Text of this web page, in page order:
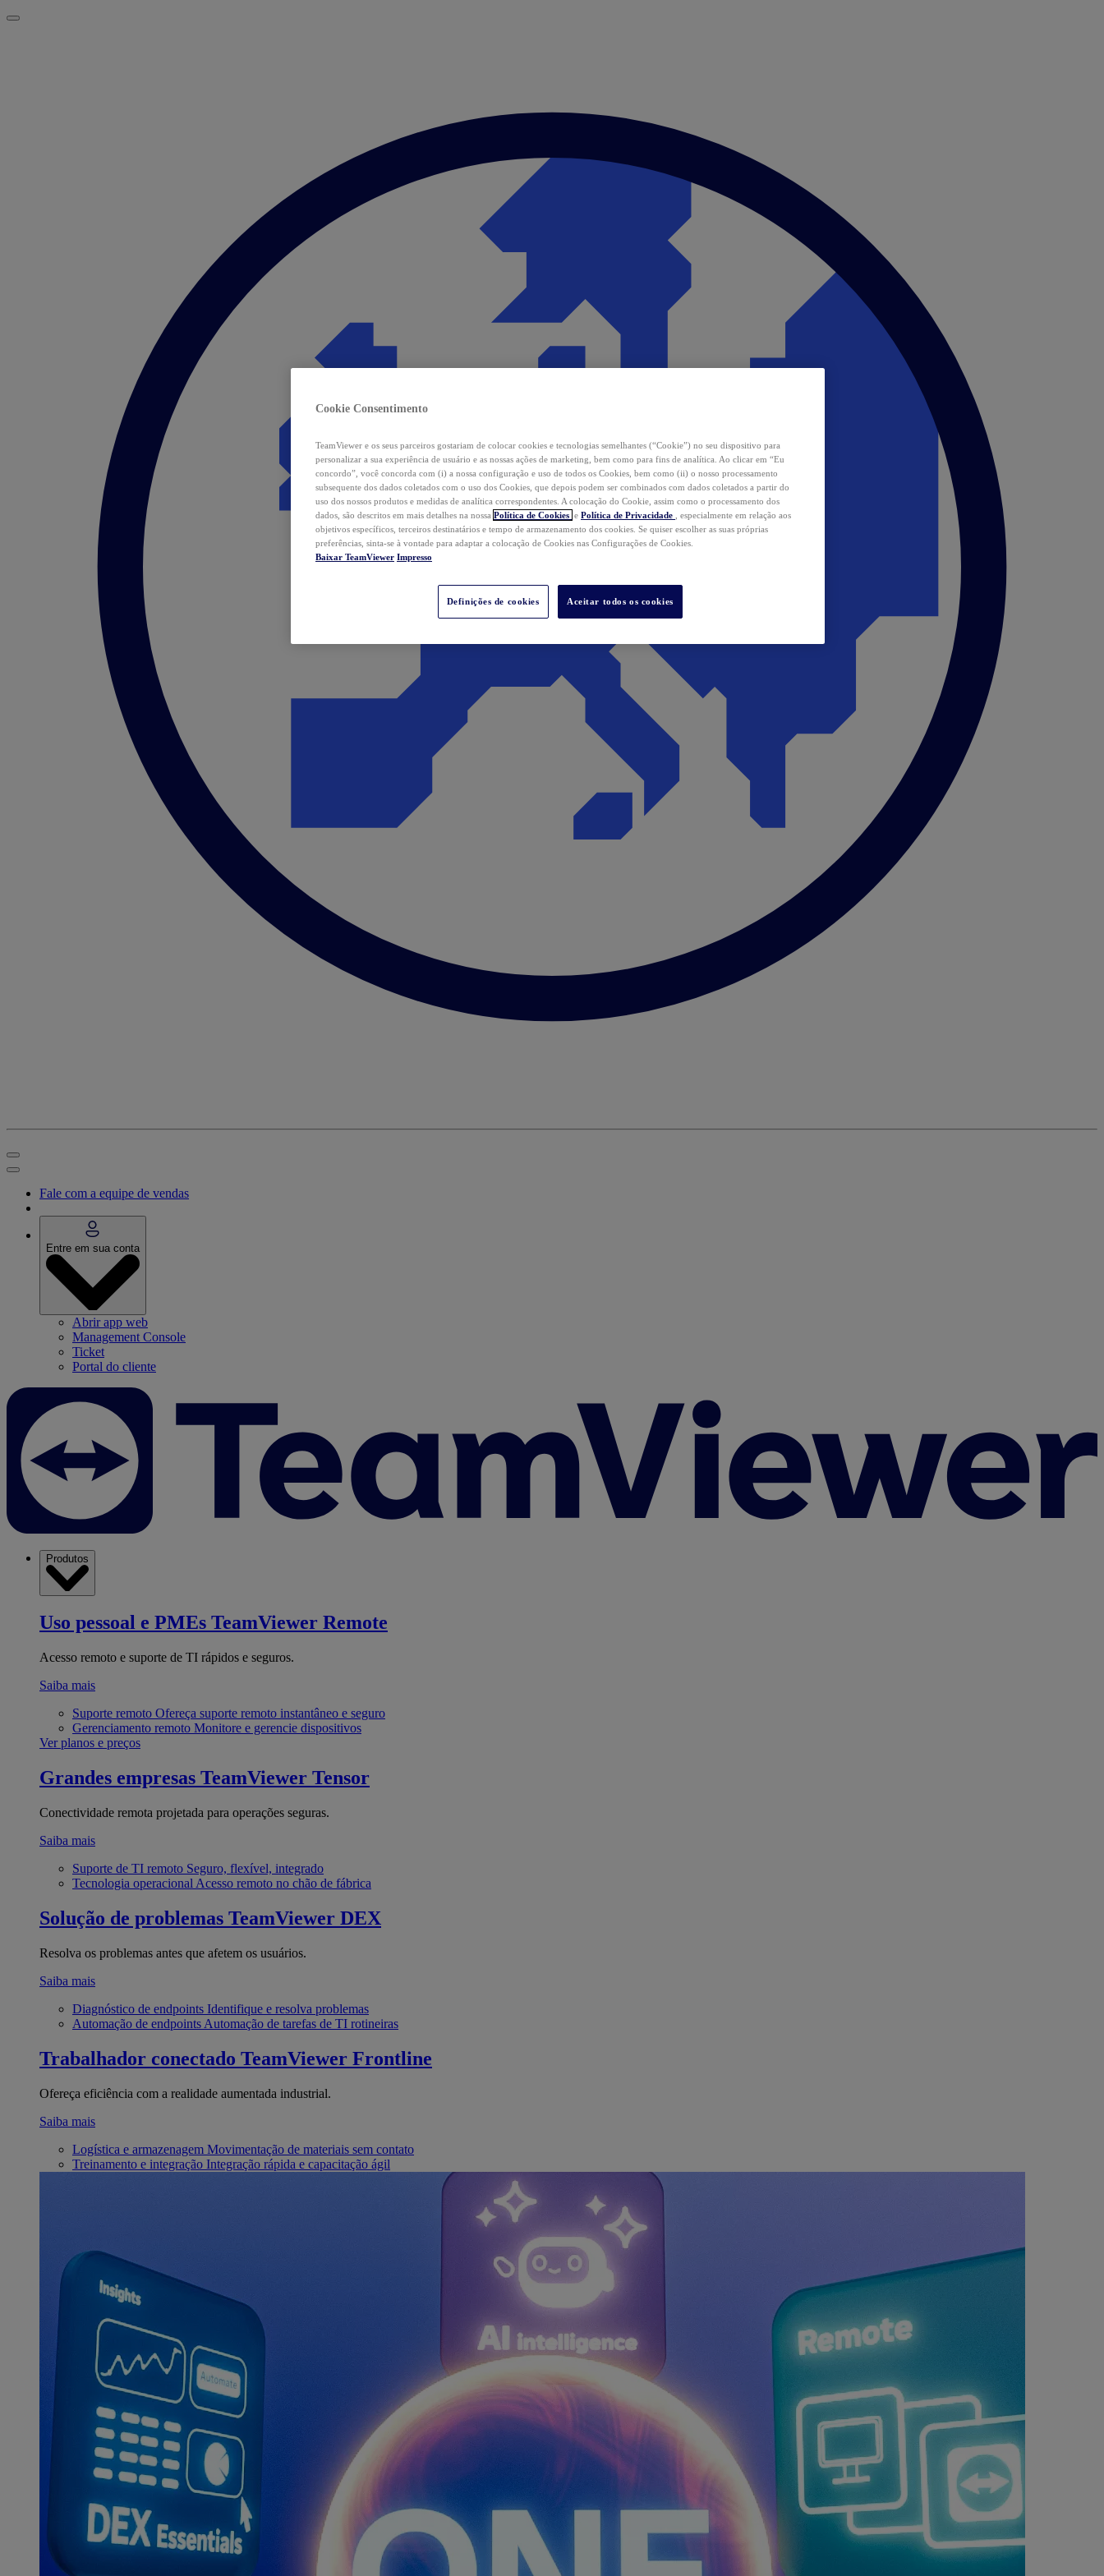
Fale com a equipe de vendas
Entre em sua conta
Abrir app web
Management Console
Ticket
Portal do cliente
Produtos
Uso pessoal e PMEs TeamViewer Remote
Acesso remoto e suporte de TI rápidos e seguros.
Saiba mais
Suporte remoto Ofereça suporte remoto instantâneo e seguro
Gerenciamento remoto Monitore e gerencie dispositivos
Ver planos e preços
Grandes empresas TeamViewer Tensor
Conectividade remota projetada para operações seguras.
Saiba mais
Suporte de TI remoto Seguro, flexível, integrado
Tecnologia operacional Acesso remoto no chão de fábrica
Solução de problemas TeamViewer DEX
Resolva os problemas antes que afetem os usuários.
Saiba mais
Diagnóstico de endpoints Identifique e resolva problemas
Automação de endpoints Automação de tarefas de TI rotineiras
Trabalhador conectado TeamViewer Frontline
Ofereça eficiência com a realidade aumentada industrial.
Saiba mais
Logística e armazenagem Movimentação de materiais sem contato
Treinamento e integração Integração rápida e capacitação ágil
Cookie Consentimento
TeamViewer e os seus parceiros gostariam de colocar cookies e tecnologias semelhantes (“Cookie”) no seu dispositivo para
personalizar a sua experiência de usuário e as nossas ações de marketing, bem como para fins de analítica. Ao clicar em “Eu
concordo”, você concorda com (i) a nossa configuração e uso de todos os Cookies, bem como (ii) o nosso processamento
subsequente dos dados coletados com o uso dos Cookies, que depois podem ser combinados com dados coletados a partir do
uso dos nossos produtos e medidas de analítica correspondentes. A colocação do Cookie, assim como o processamento dos
dados, são descritos em mais detalhes na nossa Política de Cookies e Política de Privacidade
, especialmente em relação aos
objetivos específicos, terceiros destinatários e tempo de armazenamento dos cookies. Se quiser escolher as suas próprias
preferências, sinta-se à vontade para adaptar a colocação de Cookies nas Configurações de Cookies.
Baixar TeamViewer Impresso
Definições de cookies Aceitar todos os cookies